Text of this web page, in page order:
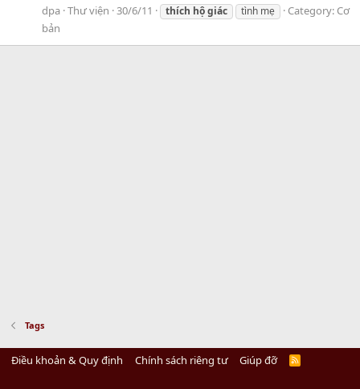
dpa Thư viện 30/6/11 thích hộgiác tình mẹ Category: Cơ
bản
Tags
Điều khoản & Quy định Chính sách riêng tư Giúp đỡ
R